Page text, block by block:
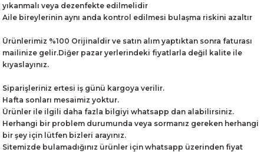
yıkanmalı veya dezenfekte edilmelidir
Aile bireylerinin aynı anda kontrol edilmesi bulaşma riskini azaltır
Ürünlerimiz %100 Orijinaldir ve satın alım yaptıktan sonra faturası
mailinize gelir.Diğer pazar yerlerindeki fiyatlarla değil kalite ile
kıyaslayınız.
Siparişleriniz ertesi iş günü kargoya verilir.
Hafta sonları mesaimiz yoktur.
Ürünler ile ilgili daha fazla bilgiyi whatsapp dan alabilirsiniz.
Herhangi bir problem durumunda veya sormanız gereken herhangi
bir şey için lütfen bizleri arayınız.
Sitemizde bulamadığınız ürünler için whatsapp üzerinden fiyat